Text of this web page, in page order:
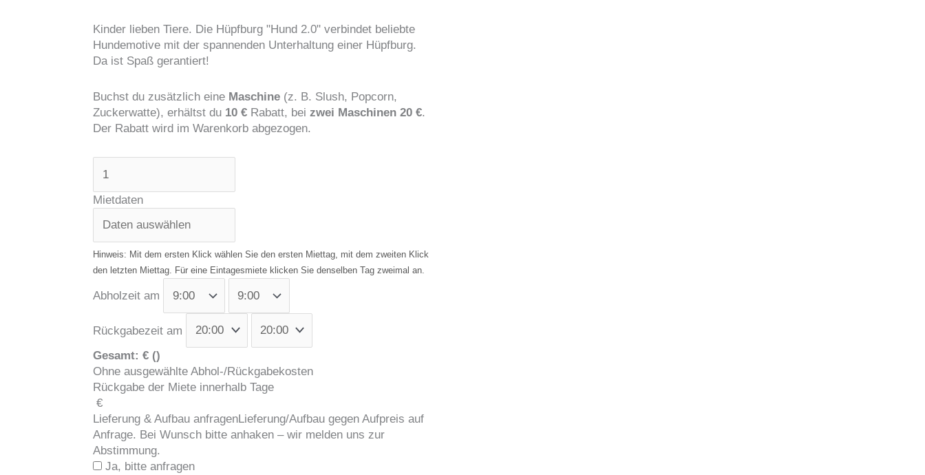
Kinder lieben Tiere. Die Hüpfburg "Hund 2.0" verbindet beliebte
Hundemotive mit der spannenden Unterhaltung einer Hüpfburg.
Da ist Spaß gerantiert!
Buchst du zusätzlich eine Maschine(z. B. Slush, Popcorn,
Zuckerwatte), erhältst du 10 €Rabatt, bei zwei Maschinen 20 €.
Der Rabatt wird im Warenkorb abgezogen.
Mietdaten
Abholzeit am
Rückgabezeit am
Gesamt: €()
Ohne ausgewählte Abhol-/Rückgabekosten
Rückgabe der Miete innerhalb Tage
€
Lieferung & Aufbau anfragenLieferung/Aufbau gegen Aufpreis auf
Anfrage. Bei Wunsch bitte anhaken – wir melden uns zur
Abstimmung.
Ja, bitte anfragen